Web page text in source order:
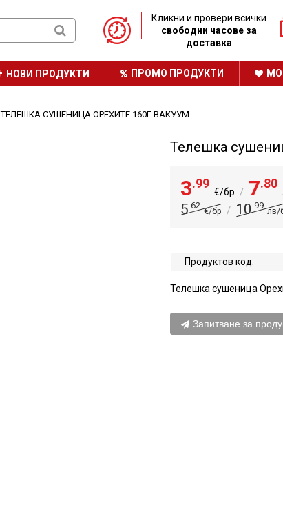
Кликни и провери всички
свободни часове за
доставка
НОВИ ПРОДУКТИ ПРОМО ПРОДУКТИ
НАШАТА БРОШУРА
ТЕЛЕШКА СУШЕНИЦА ОРЕХИТЕ 160Г ВАКУУМ
Телешка
3.99
€/бр / 7.80
5.62
€/бр / 10.99
лв/
Продуктов код:
Телешка сушеница
Запитване за